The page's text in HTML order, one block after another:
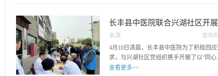
均预约诊疗率（%）004.2 门诊患者预约
使用率（%）69.1673.474.5 出院者平均住
次26478262704.7 出院人次181820385.患
1001006.服务承诺医疗机构服务承诺内容
院患者单病种平均费用 住院患者前20位
用...
享受优质的中医药健康服务。活动现场，
各科的医生为群众开展疾病问诊，体格检
性化健康指导，发放健康宣传手册，四季
居民所提出失眠、便秘等常见问题演示耳
贴敷、拔罐等多种中医特色护理技术，邀
长丰县中医院联合兴湖社区开
义诊精准服务暖民心
来源:
发布
11
4月10日清晨，长丰县中医院为了积极回
求，与兴湖社区党组织携手开展了以“同心
查看更多>>